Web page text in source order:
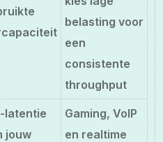
belasting voor
een
consistente
throughput
latentie
jouw
Gaming, VoIP
en realtime